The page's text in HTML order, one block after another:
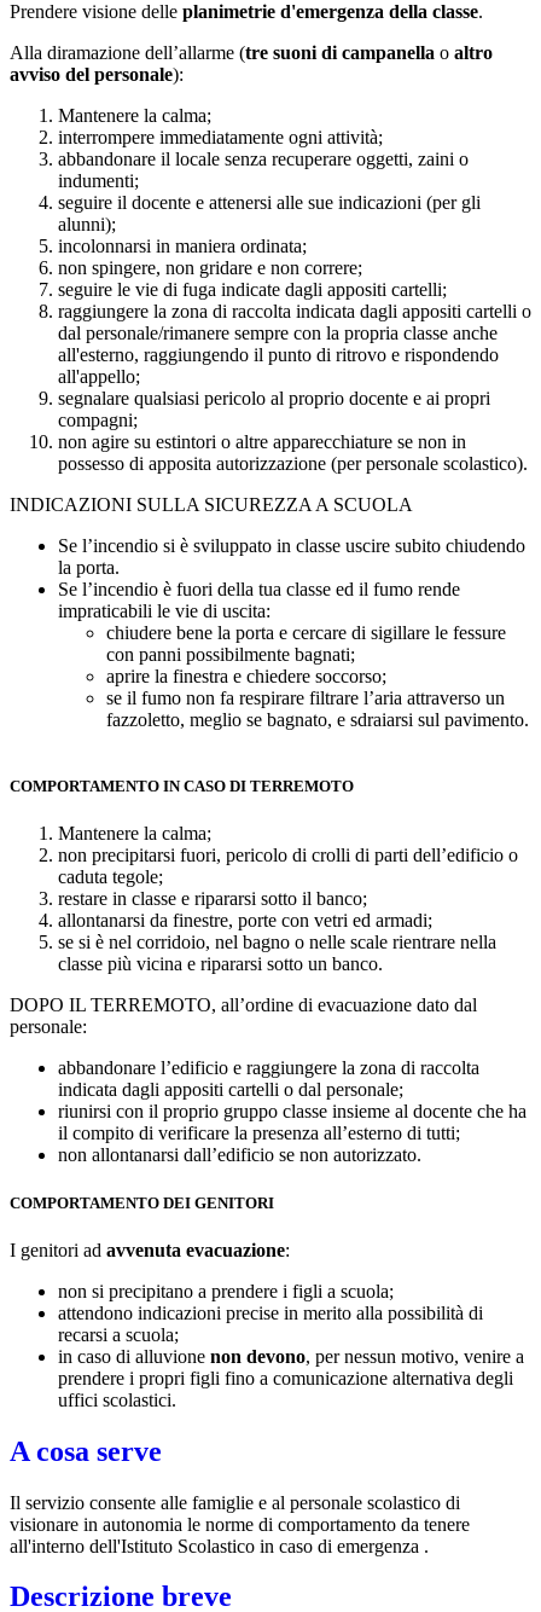
Prendere visione delle planimetrie d'emergenza della classe.
Alla diramazione dell’allarme (tre suoni di campanella o altro
avviso del personale):
Mantenere la calma;
interrompere immediatamente ogni attività;
abbandonare il locale senza recuperare oggetti, zaini o
indumenti;
seguire il docente e attenersi alle sue indicazioni (per gli
alunni);
incolonnarsi in maniera ordinata;
non spingere, non gridare e non correre;
seguire le vie di fuga indicate dagli appositi cartelli;
raggiungere la zona di raccolta indicata dagli appositi cartelli o
dal personale/rimanere sempre con la propria classe anche
all'esterno, raggiungendo il punto di ritrovo e rispondendo
all'appello;
segnalare qualsiasi pericolo al proprio docente e ai propri
compagni;
non agire su estintori o altre apparecchiature se non in
possesso di apposita autorizzazione (per personale scolastico).
INDICAZIONI SULLA SICUREZZA A SCUOLA
Se l’incendio si è sviluppato in classe uscire subito chiudendo
la porta.
Se l’incendio è fuori della tua classe ed il fumo rende
impraticabili le vie di uscita:
chiudere bene la porta e cercare di sigillare le fessure
con panni possibilmente bagnati;
aprire la finestra e chiedere soccorso;
se il fumo non fa respirare filtrare l’aria attraverso un
fazzoletto, meglio se bagnato, e sdraiarsi sul pavimento.
COMPORTAMENTO IN CASO DI TERREMOTO
Mantenere la calma;
non precipitarsi fuori, pericolo di crolli di parti dell’edificio o
caduta tegole;
restare in classe e ripararsi sotto il banco;
allontanarsi da finestre, porte con vetri ed armadi;
se si è nel corridoio, nel bagno o nelle scale rientrare nella
classe più vicina e ripararsi sotto un banco.
DOPO IL TERREMOTO, all’ordine di evacuazione dato dal
personale:
abbandonare l’edificio e raggiungere la zona di raccolta
indicata dagli appositi cartelli o dal personale;
riunirsi con il proprio gruppo classe insieme al docente che ha
il compito di verificare la presenza all’esterno di tutti;
non allontanarsi dall’edificio se non autorizzato.
COMPORTAMENTO DEI GENITORI
I genitori ad avvenuta evacuazione:
non si precipitano a prendere i figli a scuola;
attendono indicazioni precise in merito alla possibilità di
recarsi a scuola;
in caso di alluvione non devono, per nessun motivo, venire a
prendere i propri figli fino a comunicazione alternativa degli
uffici scolastici.
A cosa serve
Il servizio consente alle famiglie e al personale scolastico di
visionare in autonomia le norme di comportamento da tenere
all'interno dell'Istituto Scolastico in caso di emergenza .
Descrizione breve